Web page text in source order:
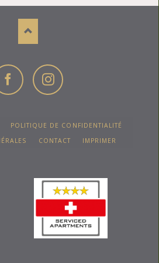
POLITIQUE DE CONFIDENTIALITÉ
CONTACT IMPRIMER